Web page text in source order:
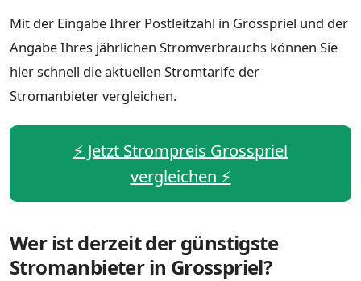
Mit der Eingabe Ihrer Postleitzahl in Grosspriel und der
Angabe Ihres jährlichen Stromverbrauchs können Sie
hier schnell die aktuellen Stromtarife der
Stromanbieter vergleichen.
⚡️ Jetzt Strompreis Grosspriel
vergleichen ⚡️
Wer ist derzeit der günstigste
Stromanbieter in Grosspriel?